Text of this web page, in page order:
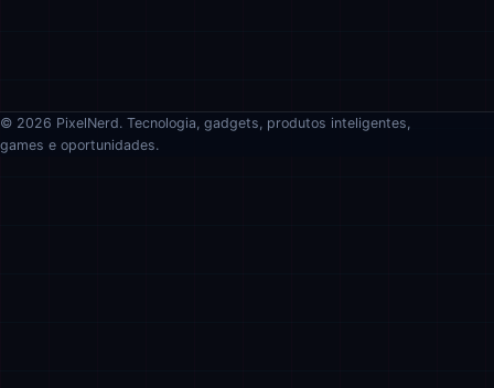
© 2026 PixelNerd. Tecnologia, gadgets, produtos inteligentes,
games e oportunidades.